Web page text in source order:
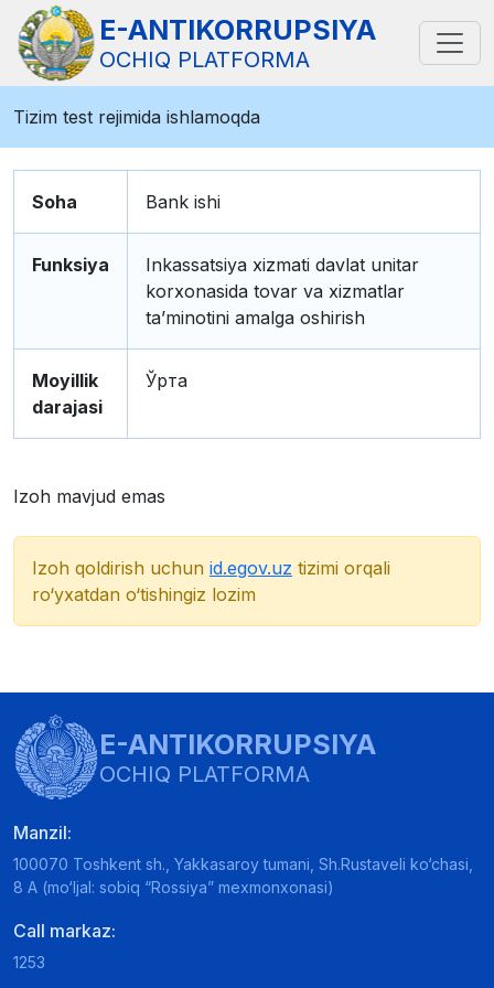
E-ANTIKORRUPSIYA
OCHIQ PLATFORMA
Tizim test rejimida ishlamoqda
Soha Bank ishi
Funksiya
Inkassatsiya xizmati davlat unitar
korxonasida tovar va xizmatlar
taʼminotini amalga oshirish
Moyillik
darajasi
Ўрта
Izoh mavjud emas
Izoh qoldirish uchun id.egov.uz tizimi orqali
ro‘yxatdan o‘tishingiz lozim
E-ANTIKORRUPSIYA
OCHIQ PLATFORMA
Manzil:
100070 Toshkent sh., Yakkasaroy tumani, Sh.Rustaveli ko‘chasi,
8 A (mo‘ljal: sobiq “Rossiya” mexmonxonasi)
Call markaz:
1253